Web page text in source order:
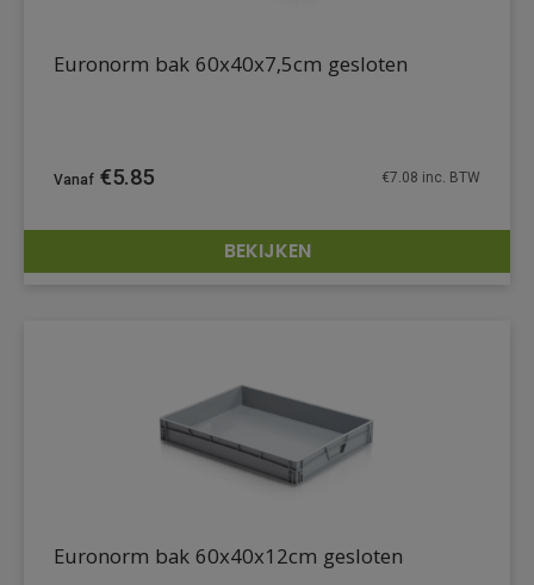
DETAILS
Euronorm bak 60x40x7,5cm gesloten
€5.85 €7.08 inc. BTW
BEKIJKEN
Euronorm bak 60x40x12cm gesloten